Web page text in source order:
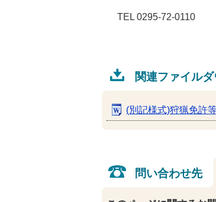
TEL 0295-72-0110
関連ファイル
(別記様式)狩猟免許
問い合わせ先